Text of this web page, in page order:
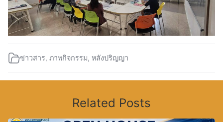
ข่าวสาร, ภาพกิจกรรม, หลังปริญญา
Related Posts